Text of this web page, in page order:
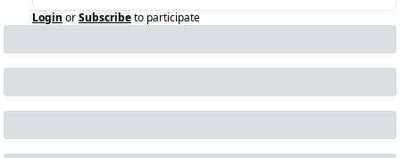
Login orSubscribeto participate